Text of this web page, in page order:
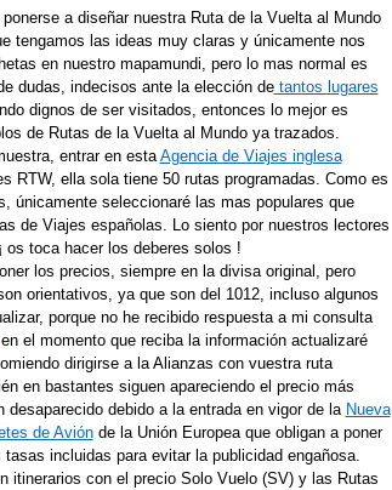
ponerse a diseñar nuestra Ruta de la Vuelta al Mundo
tengamos las ideas muy claras y únicamente nos
en nuestro mapamundi, pero lo mas normal es
dudas, indecisos ante la elección detantos lugares
dignos de ser visitados, entonces lo mejor es
de Rutas de la Vuelta al Mundo ya trazados.
entrar en esta Agencia de Viajes inglesa
RTW, ella sola tiene 50 rutas programadas. Como es
únicamente seleccionaré las mas populares que
de Viajes españolas. Lo siento por nuestros lectores
os toca hacer los deberes solos !
los precios, siempre en la divisa original, pero
orientativos, ya que son del 1012, incluso algunos
porque no he recibido respuesta a mi consulta
, en el momento que reciba la información actualizaré
dirigirse a la Alianzas con vuestra ruta
en bastantes siguen apareciendo el precio más
desaparecido debido a la entrada en vigor de la Nueva
de Aviónde la Unión Europea que obligan a poner
incluidas para evitar la publicidad engañosa.
itinerarios con el precio Solo Vuelo (SV) y las Rutas